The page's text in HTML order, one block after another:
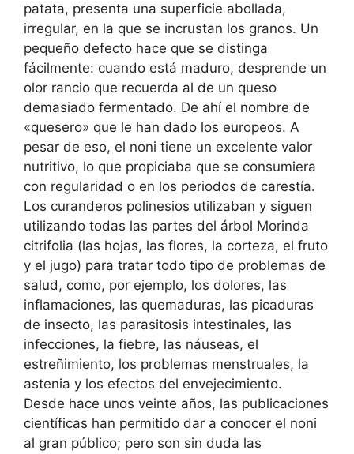
patata, presenta una superficie abollada,
irregular, en la que se incrustan los granos. Un
pequeño defecto hace que se distinga
fácilmente: cuando está maduro, desprende un
olor rancio que recuerda al de un queso
demasiado fermentado. De ahí el nombre de
«quesero» que le han dado los europeos. A
pesar de eso, el noni tiene un excelente valor
nutritivo, lo que propiciaba que se consumiera
con regularidad o en los periodos de carestía.
Los curanderos polinesios utilizaban y siguen
utilizando todas las partes del árbol Morinda
citrifolia (las hojas, las flores, la corteza, el fruto
y el jugo) para tratar todo tipo de problemas de
salud, como, por ejemplo, los dolores, las
inflamaciones, las quemaduras, las picaduras
de insecto, las parasitosis intestinales, las
infecciones, la fiebre, las náuseas, el
estreñimiento, los problemas menstruales, la
astenia y los efectos del envejecimiento.
Desde hace unos veinte años, las publicaciones
científicas han permitido dar a conocer el noni
al gran público; pero son sin duda las